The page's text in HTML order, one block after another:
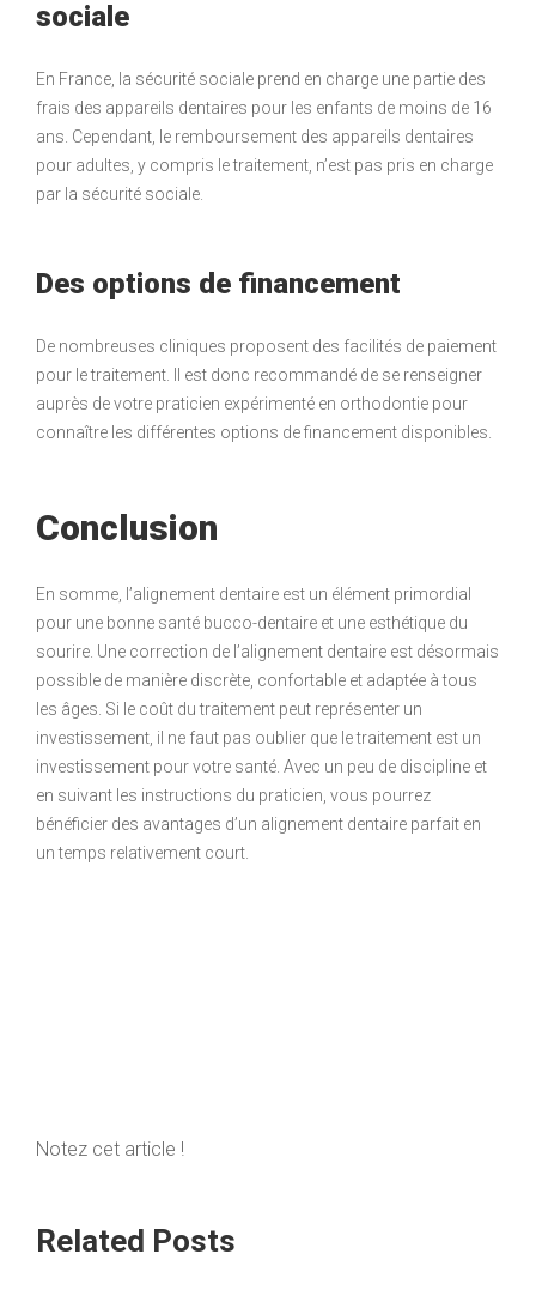
sociale
En France, la sécurité sociale prend en charge une partie des
frais des appareils dentaires pour les enfants de moins de 16
ans. Cependant, le remboursement des appareils dentaires
pour adultes, y compris le traitement, n’est pas pris en charge
par la sécurité sociale.
Des options de financement
De nombreuses cliniques proposent des facilités de paiement
pour le traitement. Il est donc recommandé de se renseigner
auprès de votre praticien expérimenté en orthodontie pour
connaître les différentes options de financement disponibles.
Conclusion
En somme, l’alignement dentaire est un élément primordial
pour une bonne santé bucco-dentaire et une esthétique du
sourire. Une correction de l’alignement dentaire est désormais
possible de manière discrète, confortable et adaptée à tous
les âges. Si le coût du traitement peut représenter un
investissement, il ne faut pas oublier que le traitement est un
investissement pour votre santé. Avec un peu de discipline et
en suivant les instructions du praticien, vous pourrez
bénéficier des avantages d’un alignement dentaire parfait en
un temps relativement court.
Notez cet article !
Related Posts